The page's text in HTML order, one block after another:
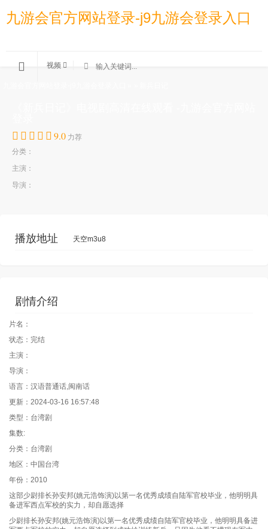
九游会官方网站登录-j9九游会登录入口
视频
9.0 力荐
分类：
主演：
导演：
播放地址 天空m3u8
剧情介绍
片名：
状态：完结
主演：
导演：
语言：汉语普通话,闽南话
更新：2024-03-16 16:57:48
类型：台湾剧
集数:
分类：台湾剧
地区：中国台湾
年份：2010
这部少尉排长孙安邦(姚元浩饰演)以第一名优秀成绩自陆军官校毕业，他明明具
备进军西点军校的实力，却自愿选择
少尉排长孙安邦(姚元浩饰演)以第一名优秀成绩自陆军官校毕业，他明明具备进